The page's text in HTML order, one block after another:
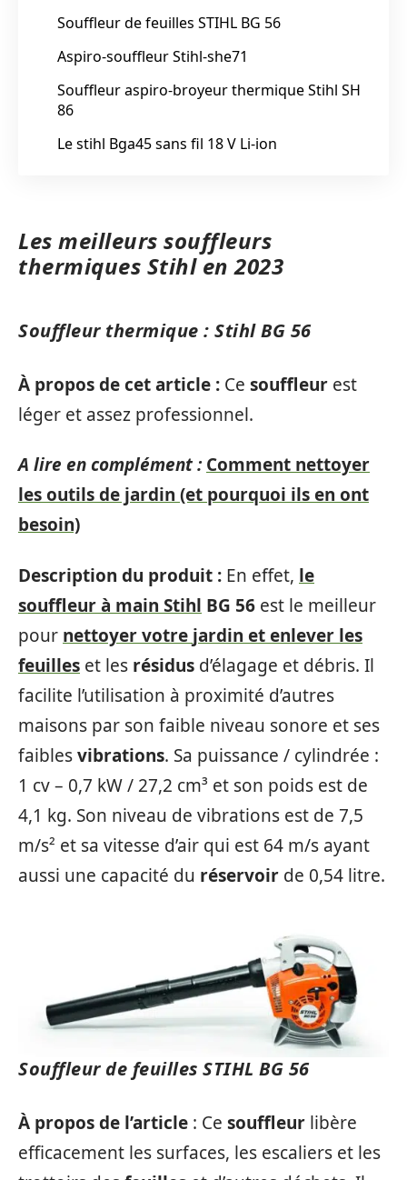
Souffleur de feuilles STIHL BG 56
Aspiro-souffleur Stihl-she71
Souffleur aspiro-broyeur thermique Stihl SH
86
Le stihl Bga45 sans fil 18 V Li-ion
Les meilleurs souffleurs
thermiques Stihl en 2023
Souffleur thermique : Stihl BG 56
À propos de cet article : Ce souffleur est
léger et assez professionnel.
A lire en complément : Comment nettoyer
les outils de jardin (et pourquoi ils en ont
besoin)
Description du produit : En effet, le
souffleurà main Stihl BG 56 est le meilleur
pour nettoyer votre jardin et enlever les
feuilles et les résidus d’élagage et débris. Il
facilite l’utilisation à proximité d’autres
maisons par son faible niveau sonore et ses
faiblesvibrations. Sa puissance / cylindrée :
1 cv – 0,7 kW / 27,2 cm³ et son poids est de
4,1 kg. Son niveau de vibrations est de 7,5
m/s² et sa vitesse d’air qui est 64 m/s ayant
aussi une capacité du réservoir de 0,54 litre.
Souffleur de feuilles STIHL BG 56
À propos de l’article : Ce souffleur libère
efficacement les surfaces, les escaliers et les